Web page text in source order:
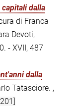
dalla
di Franca
Devoti,
- XVII, 487
dalla
Tatasciore. ,